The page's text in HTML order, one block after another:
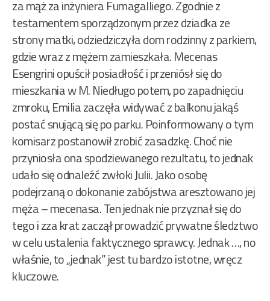
za mąż za inżyniera Fumagalliego. Zgodnie z
testamentem sporządzonym przez dziadka ze
strony matki, odziedziczyła dom rodzinny z parkiem,
gdzie wraz z mężem zamieszkała. Mecenas
Esengrini opuścił posiadłość i przeniósł się do
mieszkania w M. Niedługo potem, po zapadnięciu
zmroku, Emilia zaczęła widywać z balkonu jakąś
postać snującą się po parku. Poinformowany o tym
komisarz postanowił zrobić zasadzkę. Choć nie
przyniosła ona spodziewanego rezultatu, to jednak
udało się odnaleźć zwłoki Julii. Jako osobę
podejrzaną o dokonanie zabójstwa aresztowano jej
męża – mecenasa. Ten jednak nie przyznał się do
tego i zza krat zaczął prowadzić prywatne śledztwo
w celu ustalenia faktycznego sprawcy. Jednak …, no
właśnie, to „jednak” jest tu bardzo istotne, wręcz
kluczowe.